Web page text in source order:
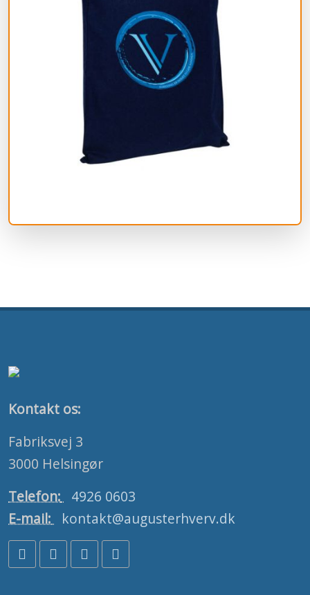
Kontakt os:
Fabriksvej 3
3000 Helsingør
Telefon:
4926 0603
E-mail:
kontakt@augusterhverv.dk